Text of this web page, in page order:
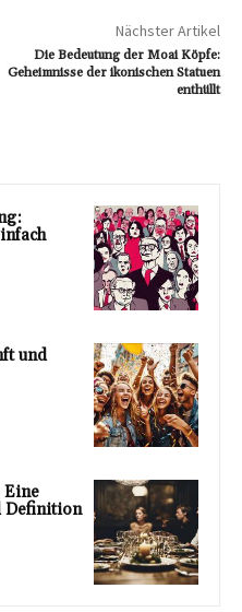
Nächster Artikel
Die Bedeutung der Moai Köpfe:
Geheimnisse der ikonischen Statuen
enthüllt
und
Eine
Definition